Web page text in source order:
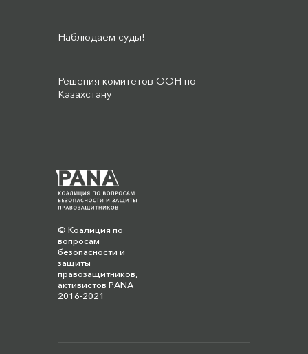
© Коалиция по
вопросам
безопасности и
защиты
правозащитников,
активистов PANA
2016-2021
Наблюдаем суды!
Решения комитетов ООН по
Казахстану